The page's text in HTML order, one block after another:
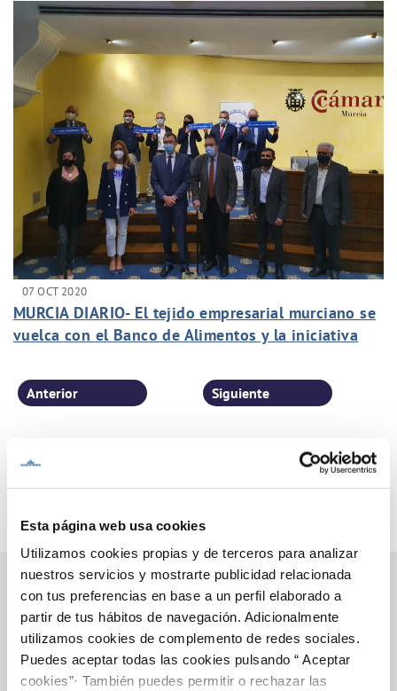
Esta página web usa cookies
Utilizamos cookies propias y de terceros para analizar
nuestros servicios y mostrarte publicidad relacionada
con tus preferencias en base a un perfil elaborado a
partir de tus hábitos de navegación. Adicionalmente
utilizamos cookies de complemento de redes sociales.
Puedes aceptar todas las cookies pulsando “ Aceptar
cookies”· También puedes permitir o rechazar las
07 OCT 2020
MURCIA DIARIO- El tejido empresarial murciano se
vuelca con el Banco de Alimentos y la iniciativa
Página 35 de 77
Anterior Siguiente
Inicio